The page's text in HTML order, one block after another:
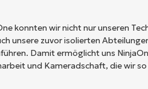
konnten wir nicht nur unseren
unsere zuvor isolierten
Damit ermöglicht uns
und Kameradschaft, die wir